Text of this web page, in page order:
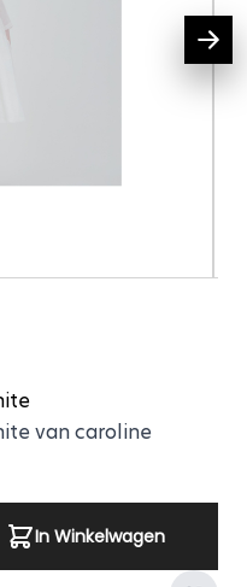
co
van caroline
In Winkelwagen